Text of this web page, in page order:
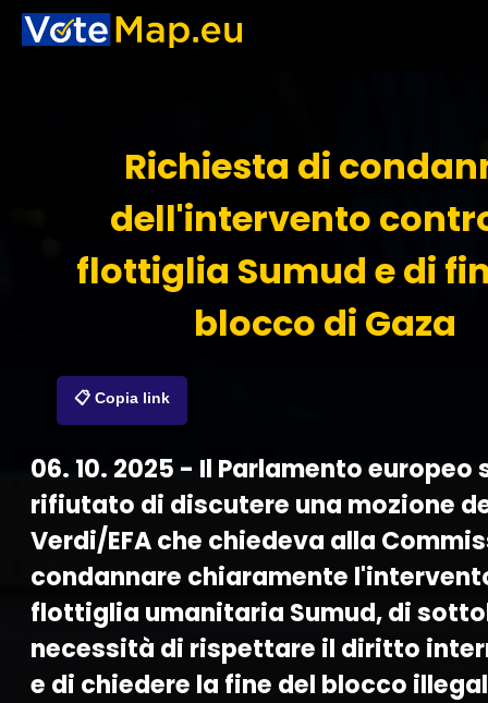
Richiesta di
dell'intervento
flottiglia Sumud e di
blocco di Gaza
📋 Copia link
06. 10. 2025 - Il Parlamento europeo
rifiutato di discutere una mozione
Verdi/EFA che chiedeva alla
condannare chiaramente
flottiglia umanitaria Sumud, di
necessità di rispettare il diritto
e di chiedere la fine del blocco